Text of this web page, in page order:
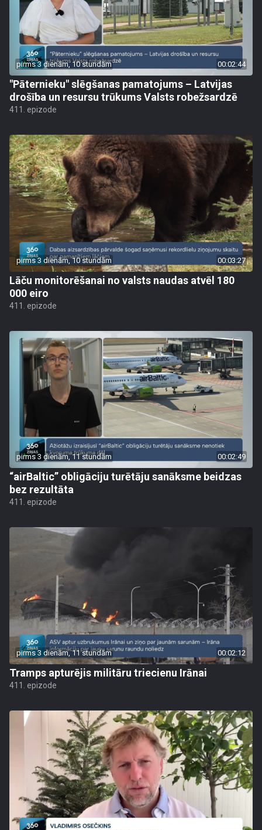
pirms 3 dienām, 10 stundām 00:02:44
"Pāternieku" slēgšanas pamatojums – Latvijas
drošība un resursu trūkums Valsts robežsardzē
411. epizode
pirms 3 dienām, 10 stundām 00:03:27
Lāču monitorēšanai no valsts naudas atvēl 180
000 eiro
411. epizode
pirms 3 dienām, 11 stundām 00:02:49
“airBaltic” obligāciju turētāju sanāksme beidzas
bez rezultāta
411. epizode
pirms 3 dienām, 11 stundām 00:02:12
Tramps apturējis militāru triecienu Irānai
411. epizode